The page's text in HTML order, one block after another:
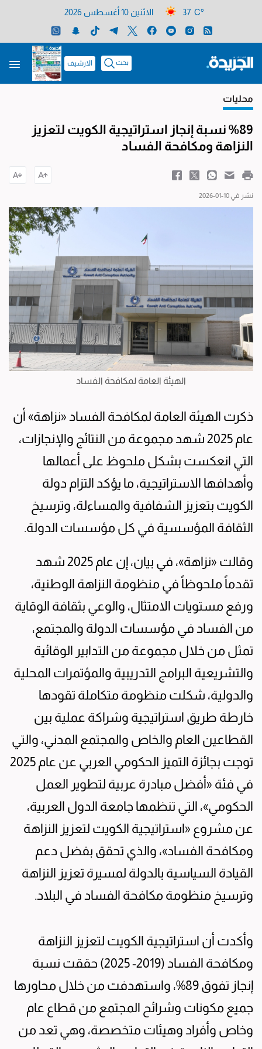
37 C° الاثنين 10 أغسطس 2026
بحث الارشيف
محليات
%89 نسبة إنجاز استراتيجية الكويت لتعزيز
النزاهة ومكافحة الفساد
نشر في 10-01-2026
الهيئة العامة لمكافحة الفساد
ذكرت الهيئة العامة لمكافحة الفساد «نزاهة» أن
عام 2025 شهد مجموعة من النتائج والإنجازات،
التي انعكست بشكل ملحوظ على أعمالها
وأهدافها الاستراتيجية، ما يؤكد التزام دولة
الكويت بتعزيز الشفافية والمساءلة، وترسيخ
الثقافة المؤسسية في كل مؤسسات الدولة.
وقالت «نزاهة»، في بيان، إن عام 2025 شهد
تقدماً ملحوظاً في منظومة النزاهة الوطنية،
ورفع مستويات الامتثال، والوعي بثقافة الوقاية
من الفساد في مؤسسات الدولة والمجتمع،
تمثل من خلال مجموعة من التدابير الوقائية
والتشريعية البرامج التدريبية والمؤتمرات المحلية
والدولية، شكلت منظومة متكاملة تقودها
خارطة طريق استراتيجية وشراكة عملية بين
القطاعين العام والخاص والمجتمع المدني، والتي
توجت بجائزة التميز الحكومي العربي عن عام 2025
في فئة «أفضل مبادرة عربية لتطوير العمل
الحكومي»، التي تنظمها جامعة الدول العربية،
عن مشروع «استراتيجية الكويت لتعزيز النزاهة
ومكافحة الفساد»، والذي تحقق بفضل دعم
القيادة السياسية بالدولة لمسيرة تعزيز النزاهة
وترسيخ منظومة مكافحة الفساد في البلاد.
وأكدت أن استراتيجية الكويت لتعزيز النزاهة
ومكافحة الفساد (2019- 2025) حققت نسبة
إنجاز تفوق 89%، واستهدفت من خلال محاورها
جميع مكونات وشرائح المجتمع من قطاع عام
وخاص وأفراد وهيئات متخصصة، وهي تعد من